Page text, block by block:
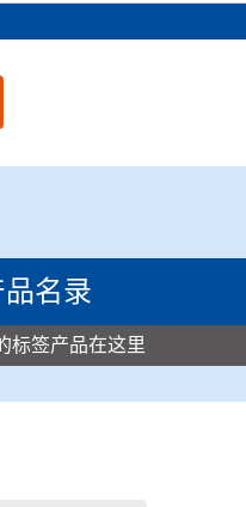
品名录
标签产品在这里